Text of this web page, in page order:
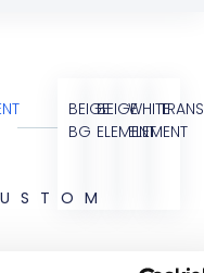
BEIGE
BG
BEIGE
ELEMENT
WHITE
ELEMENT